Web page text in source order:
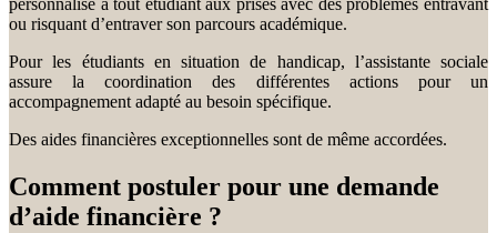
personnalisé à tout étudiant aux prises avec des problèmes entravant
ou risquant d’entraver son parcours académique.
Pour les étudiants en situation de handicap, l’assistante sociale
assure la coordination des différentes actions pour un
accompagnement adapté au besoin spécifique.
Des aides financières exceptionnelles sont de même accordées.
Comment postuler pour une demande
d’aide financière ?